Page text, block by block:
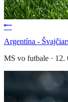
Argentína -
MS vo futbale · 12.